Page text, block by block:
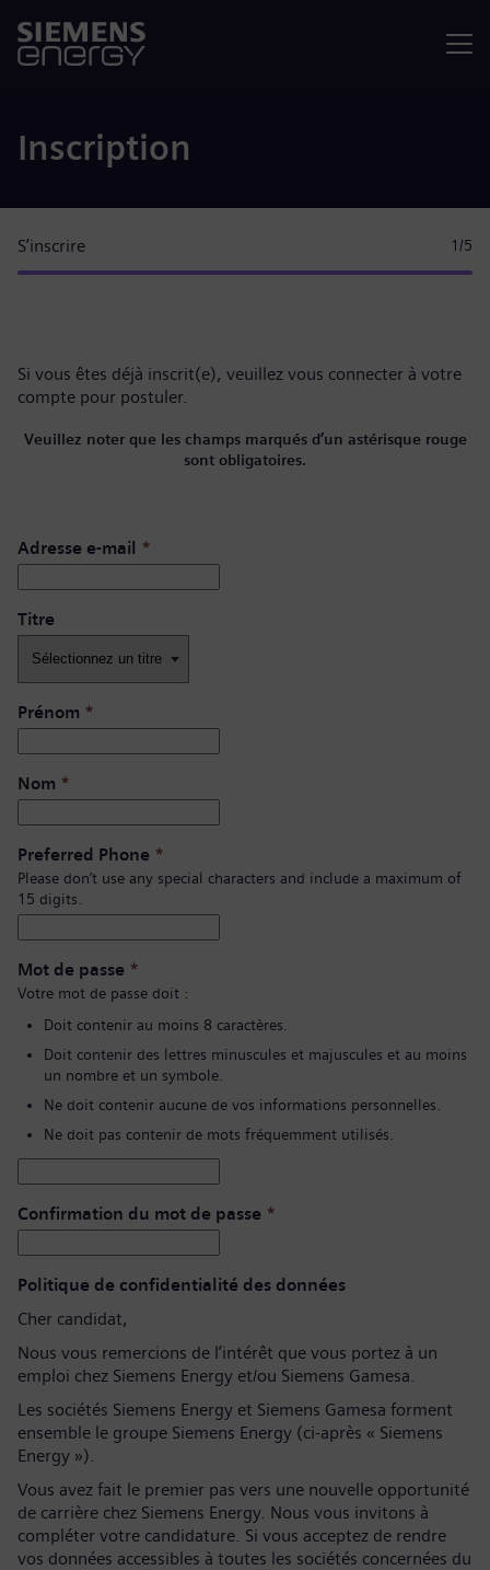
Inscription
S’inscrire 1 /5
Si vous êtes déjà inscrit(e), veuillez vous connecter à votre
compte pour postuler.
Veuillez noter que les champs marqués d’un astérisque rouge
sont obligatoires.
Adresse e-mail *
Titre
Prénom *
Nom *
Preferred Phone *
Please don’t use any special characters and include a maximum of
15 digits.
Mot de passe *
Votre mot de passe doit :
Doit contenir au moins 8 caractères.
Doit contenir des lettres minuscules et majuscules et au moins
un nombre et un symbole.
Ne doit contenir aucune de vos informations personnelles.
Ne doit pas contenir de mots fréquemment utilisés.
Confirmation du mot de passe *
Politique de confidentialité des données
Cher candidat,
Nous vous remercions de l’intérêt que vous portez à un
emploi chez Siemens Energy et/ou Siemens Gamesa.
Les sociétés Siemens Energy et Siemens Gamesa forment
ensemble le groupe Siemens Energy (ci-après « Siemens
Energy »).
Vous avez fait le premier pas vers une nouvelle opportunité
de carrière chez Siemens Energy. Nous vous invitons à
compléter votre candidature. Si vous acceptez de rendre
vos données accessibles à toutes les sociétés concernées du